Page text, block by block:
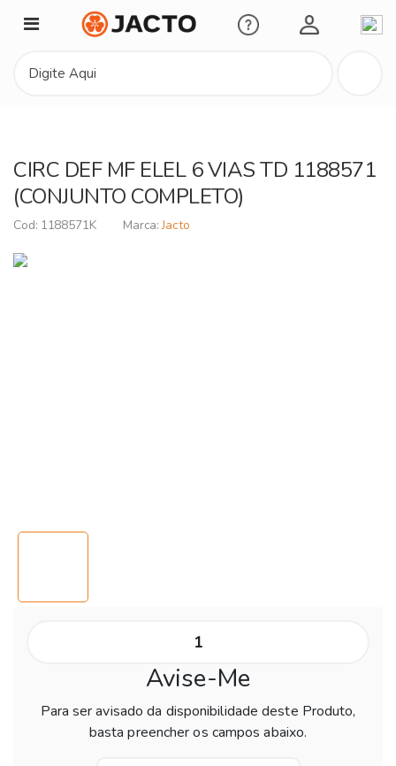
Minha Conta
CIRC DEF MF ELEL 6 VIAS TD 1188571
(CONJUNTO COMPLETO)
1188571K Jacto
Avise-Me
Para ser avisado da disponibilidade deste Produto,
basta preencher os campos abaixo.